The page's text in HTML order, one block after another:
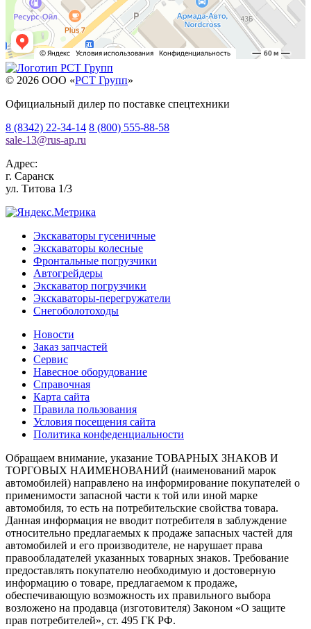
© 2026 OOO «РСТ Групп»
Официальный дилер по поставке спецтехники
8 (8342) 22-34-14 8 (800) 555-88-58
sale-13@rus-ap.ru
Адрес:
г. Саранск
ул. Титова 1/3
Экскаваторы гусеничные
Экскаваторы колесные
Фронтальные погрузчики
Автогрейдеры
Экскаватор погрузчики
Экскаваторы-перегружатели
Снегоболотоходы
Новости
Заказ запчастей
Сервис
Навесное оборудование
Справочная
Карта сайта
Правила пользования
Условия посещения сайта
Политика конфеденциальности
Обращаем внимание, указание ТОВАРНЫХ ЗНАКОВ И
ТОРГОВЫХ НАИМЕНОВАНИЙ (наименований марок
автомобилей) направлено на информирование покупателей о
применимости запасной части к той или иной марке
автомобиля, то есть на потребительские свойства товара.
Данная информация не вводит потребителя в заблуждение
относительно предлагаемых к продаже запасных частей для
автомобилей и его производителе, не нарушает права
правообладателей указанных товарных знаков. Требование
предоставлять покупателю необходимую и достоверную
информацию о товаре, предлагаемом к продаже,
обеспечивающую возможность их правильного выбора
возложено на продавца (изготовителя) Законом «О защите
прав потребителей», ст. 495 ГК РФ.